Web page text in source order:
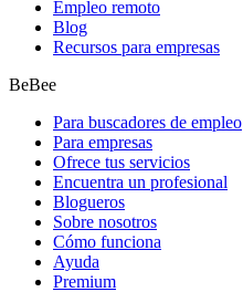
Empleo remoto
Blog
Recursos para empresas
BeBee
Para buscadores de empleo
Para empresas
Ofrece tus servicios
Encuentra un profesional
Blogueros
Sobre nosotros
Cómo funciona
Ayuda
Premium